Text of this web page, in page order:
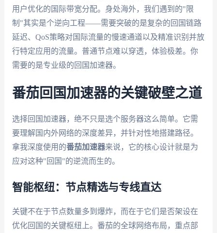
用户优化的国际带宽分配。身处海外，我们遇到的"限
制"其实是个逆向工程——需要突破的是复杂的回国链路
延迟、QoS策略对国际流量的慢速通道以及精准识别并放
行特定应用的流量。普通节点难以穿透，体验极差。你
需要的是专业级的回国加速器。
番茄回国加速器的关键破壁之道
选择回国加速器，绝不只是选个服务器这么简单。它需
要理解国内外网络的深度差异，并针对性地搭建路径。
拿我深度使用的番茄加速器来说，它的核心设计就是为
应对这种"回国"的逆流而生的。
智能枢纽：节点精选与专线直达
关键不在于节点数量多到爆炸，而在于它们是否架设在
优化回国的关键枢纽上。番茄的全球网络布局，重点部